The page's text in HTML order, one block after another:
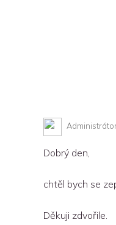
Dobrý den,
chtěl bych se
Děkuji zdvořile.